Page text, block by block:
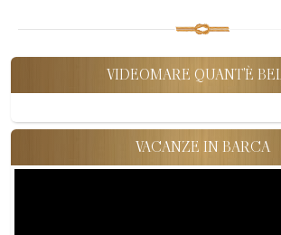
VIDEOMARE QUANT'È
VACANZE IN BARCA